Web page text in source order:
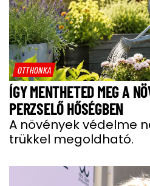
OTTHONKA
ÍGY MENTHETED MEG A
PERZSELŐ HŐSÉGBEN
A növények védelme
trükkel megoldható.